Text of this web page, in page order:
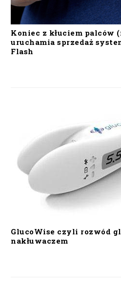
Koniec z kłuciem palców
uruchamia sprzedaż
Flash
GlucoWise czyli rozwód
nakłuwaczem